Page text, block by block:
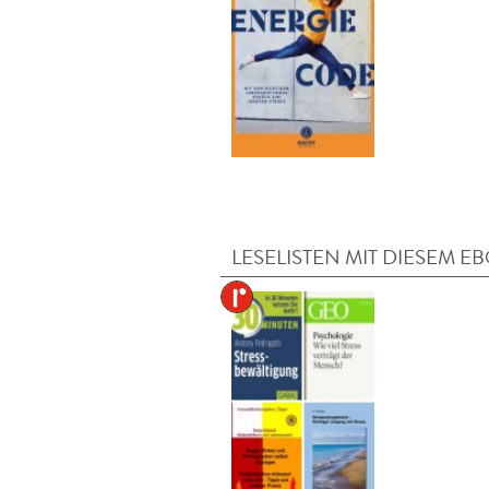
LESELISTEN MIT DIESEM